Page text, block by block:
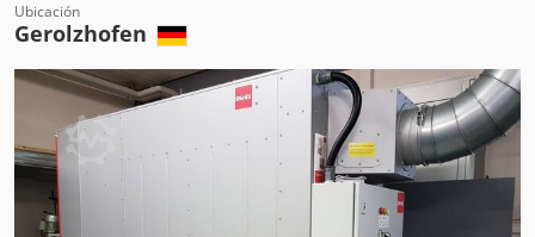
Ubicación
Gerolzhofen